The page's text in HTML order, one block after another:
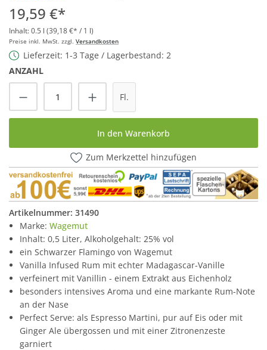
Durchschnittliche Bewertung von 5 von 5 Sternen
19,59 €*
Inhalt:0.5 l (39,18 €* / 1 l)
Preise inkl. MwSt. zzgl. Versandkosten
Lieferzeit: 1-3 Tage / Lagerbestand: 2
ANZAHL
Produkt Anzahl: Gib den gewünschten
Fl.
In den Warenkorb
Zum Merkzettel hinzufügen
Artikelnummer: 31490
Marke: Wagemut
Inhalt: 0,5 Liter, Alkoholgehalt: 25% vol
ein Schwarzer Flamingo von Wagemut
Vanilla Infused Rum mit echter Madagascar-Vanille
verfeinert mit Vanillin - einem Extrakt aus Eichenholz
besonders intensives Aroma und eine markante Rum-Note
an der Nase
Perfect Serve: als Espresso Martini, pur auf Eis oder mit
Ginger Ale übergossen und mit einer Zitronenzeste
garniert